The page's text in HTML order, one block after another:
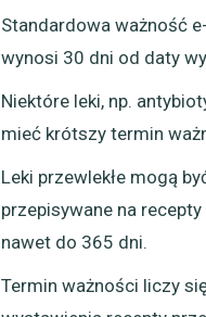
Standardowa ważność
wynosi 30 dni od daty
Niektóre leki, np.
mieć krótszy termin
Leki przewlekłe mogą
przepisywane na recepty
nawet do 365 dni.
Termin ważności liczy